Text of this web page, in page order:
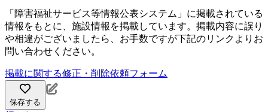
「障害福祉サービス等情報公表システム」に掲載されている
情報をもとに、施設情報を掲載しています。掲載内容に誤り
や相違がございましたら、お手数ですが下記のリンクよりお
問い合わせください。
掲載に関する修正・削除依頼フォーム
保存する